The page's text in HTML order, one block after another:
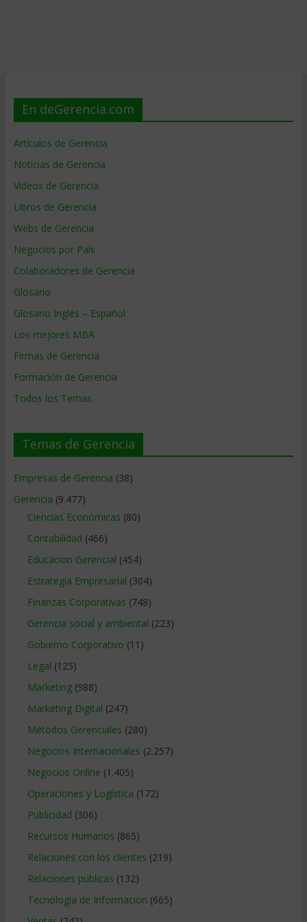
En deGerencia.com
Artículos de Gerencia
Noticias de Gerencia
Videos de Gerencia
Libros de Gerencia
Webs de Gerencia
Negocios por País
Colaboradores de Gerencia
Glosario
Glosario Inglés – Español
Los mejores MBA
Firmas de Gerencia
Formación de Gerencia
Todos los Temas
Temas de Gerencia
Empresas de Gerencia (38)
Gerencia (9.477)
Ciencias Económicas (80)
Contabilidad (466)
Educacion Gerencial (454)
Estrategia Empresarial (304)
Finanzas Corporativas (748)
Gerencia social y ambiental (223)
Gobierno Corporativo (11)
Legal (125)
Marketing(988)
Marketing Digital (247)
Métodos Gerenciales (280)
Negocios Internacionales (2.257)
Negocios Online (1.405)
Operaciones y Logística (172)
Publicidad (306)
Recursos Humanos (865)
Relaciones con los clientes (219)
Relaciones publicas (132)
Tecnologia de Informacion (665)